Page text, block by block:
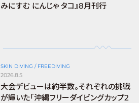
みにすむ にんじゃ タコ』8月刊行
SKIN DIVING / FREEDIVING
2026.8.5
大会デビューは約半数。それぞれの挑戦
が輝いた「沖縄フリーダイビングカップ2